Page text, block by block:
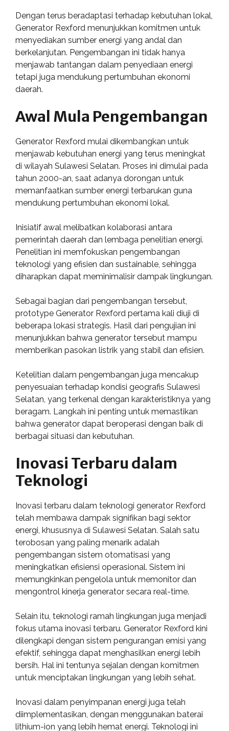
Dengan terus beradaptasi terhadap kebutuhan lokal,
Generator Rexford menunjukkan komitmen untuk
menyediakan sumber energi yang andal dan
berkelanjutan. Pengembangan ini tidak hanya
menjawab tantangan dalam penyediaan energi
tetapi juga mendukung pertumbuhan ekonomi
daerah.
Awal Mula Pengembangan
Generator Rexford mulai dikembangkan untuk
menjawab kebutuhan energi yang terus meningkat
di wilayah Sulawesi Selatan. Proses ini dimulai pada
tahun 2000-an, saat adanya dorongan untuk
memanfaatkan sumber energi terbarukan guna
mendukung pertumbuhan ekonomi lokal.
Inisiatif awal melibatkan kolaborasi antara
pemerintah daerah dan lembaga penelitian energi.
Penelitian ini memfokuskan pengembangan
teknologi yang efisien dan sustainable, sehingga
diharapkan dapat meminimalisir dampak lingkungan.
Sebagai bagian dari pengembangan tersebut,
prototype Generator Rexford pertama kali diuji di
beberapa lokasi strategis. Hasil dari pengujian ini
menunjukkan bahwa generator tersebut mampu
memberikan pasokan listrik yang stabil dan efisien.
Ketelitian dalam pengembangan juga mencakup
penyesuaian terhadap kondisi geografis Sulawesi
Selatan, yang terkenal dengan karakteristiknya yang
beragam. Langkah ini penting untuk memastikan
bahwa generator dapat beroperasi dengan baik di
berbagai situasi dan kebutuhan.
Inovasi Terbaru dalam
Teknologi
Inovasi terbaru dalam teknologi generator Rexford
telah membawa dampak signifikan bagi sektor
energi, khususnya di Sulawesi Selatan. Salah satu
terobosan yang paling menarik adalah
pengembangan sistem otomatisasi yang
meningkatkan efisiensi operasional. Sistem ini
memungkinkan pengelola untuk memonitor dan
mengontrol kinerja generator secara real-time.
Selain itu, teknologi ramah lingkungan juga menjadi
fokus utama inovasi terbaru. Generator Rexford kini
dilengkapi dengan sistem pengurangan emisi yang
efektif, sehingga dapat menghasilkan energi lebih
bersih. Hal ini tentunya sejalan dengan komitmen
untuk menciptakan lingkungan yang lebih sehat.
Inovasi dalam penyimpanan energi juga telah
diimplementasikan, dengan menggunakan baterai
lithium-ion yang lebih hemat energi. Teknologi ini